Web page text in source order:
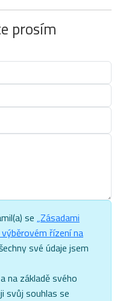
prosím
se „Zásadami
řízení na
své údaje jsem
na základě svého
svůj souhlas se